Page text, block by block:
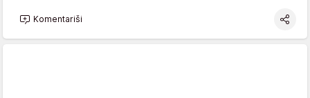
Komentariši